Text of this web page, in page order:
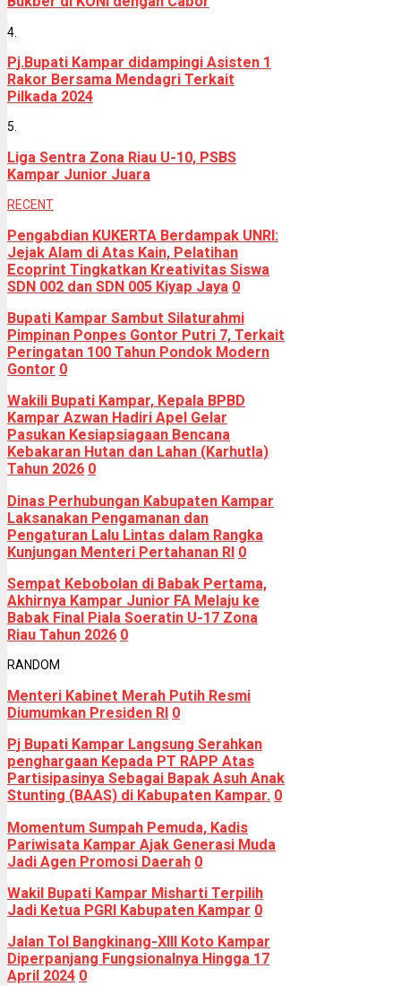
4.
Pj.Bupati Kampar didampingi Asisten 1
Rakor Bersama Mendagri Terkait
Pilkada 2024
5.
Liga Sentra Zona Riau U-10, PSBS
Kampar Junior Juara
RECENT
Pengabdian KUKERTA Berdampak UNRI:
Jejak Alam di Atas Kain, Pelatihan
Ecoprint Tingkatkan Kreativitas Siswa
SDN 002 dan SDN 005 Kiyap Jaya 0
Bupati Kampar Sambut Silaturahmi
Pimpinan Ponpes Gontor Putri 7, Terkait
Peringatan 100 Tahun Pondok Modern
Gontor 0
Wakili Bupati Kampar, Kepala BPBD
Kampar Azwan Hadiri Apel Gelar
Pasukan Kesiapsiagaan Bencana
Kebakaran Hutan dan Lahan (Karhutla)
Tahun 2026 0
Dinas Perhubungan Kabupaten Kampar
Laksanakan Pengamanan dan
Pengaturan Lalu Lintas dalam Rangka
Kunjungan Menteri Pertahanan RI 0
Sempat Kebobolan di Babak Pertama,
Akhirnya Kampar Junior FA Melaju ke
Babak Final Piala Soeratin U-17 Zona
Riau Tahun 2026 0
RANDOM
Menteri Kabinet Merah Putih Resmi
Diumumkan Presiden RI 0
Pj Bupati Kampar Langsung Serahkan
penghargaan Kepada PT RAPP Atas
Partisipasinya Sebagai Bapak Asuh Anak
Stunting (BAAS) di Kabupaten Kampar. 0
Momentum Sumpah Pemuda, Kadis
Pariwisata Kampar Ajak Generasi Muda
Jadi Agen Promosi Daerah 0
Wakil Bupati Kampar Misharti Terpilih
Jadi Ketua PGRI Kabupaten Kampar 0
Jalan Tol Bangkinang-XIII Koto Kampar
Diperpanjang Fungsionalnya Hingga 17
April 2024 0